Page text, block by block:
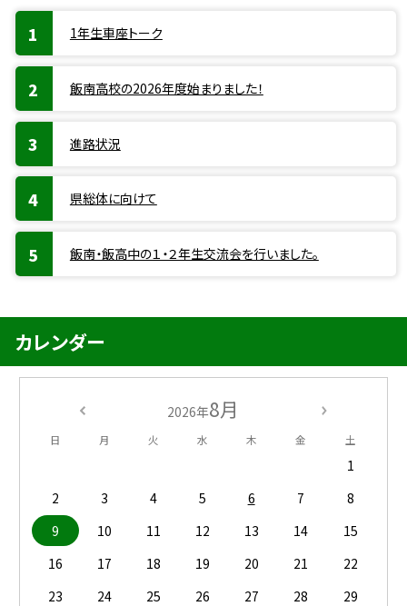
1年生車座トーク
飯南高校の2026年度始まりました！
進路状況
県総体に向けて
飯南・飯高中の１・２年生交流会を行いました。
カレンダー
2026年8月
日 月 火 水 木 金 土
1
2
3 4 5 6 7
8
9
10 11 12 13 14
15
16
17 18 19 20 21
22
23
24 25 26 27 28
29